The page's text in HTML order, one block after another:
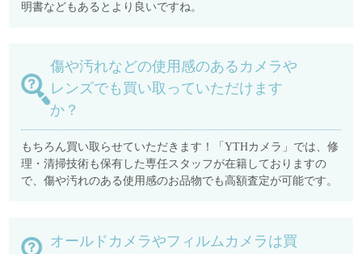
明書などもあるとより良いですね。
傷や汚れなどの使用感のあるカメラや
レンズでも買い取っていただけます
か？
もちろん買い取らせていただきます！「YTHカメラ」では、修
理・清掃技術も保有した専任スタッフが在籍しておりますの
で、傷や汚れのある使用感のお品物でも高額査定が可能です。
オールドカメラやフィルムカメラは買